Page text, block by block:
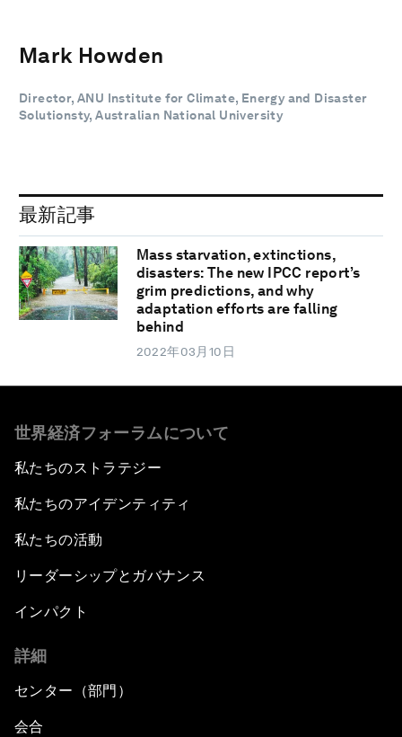
Mark Howden
Director, ANU Institute for Climate, Energy and Disaster
Solutionsty, Australian National University
最新記事
Mass starvation, extinctions,
disasters: The new IPCC report’s
grim predictions, and why
adaptation efforts are falling
behind
2022年03月10日
世界経済フォーラムについて
私たちのストラテジー
私たちのアイデンティティ
私たちの活動
リーダーシップとガバナンス
インパクト
詳細
センター（部門）
会合